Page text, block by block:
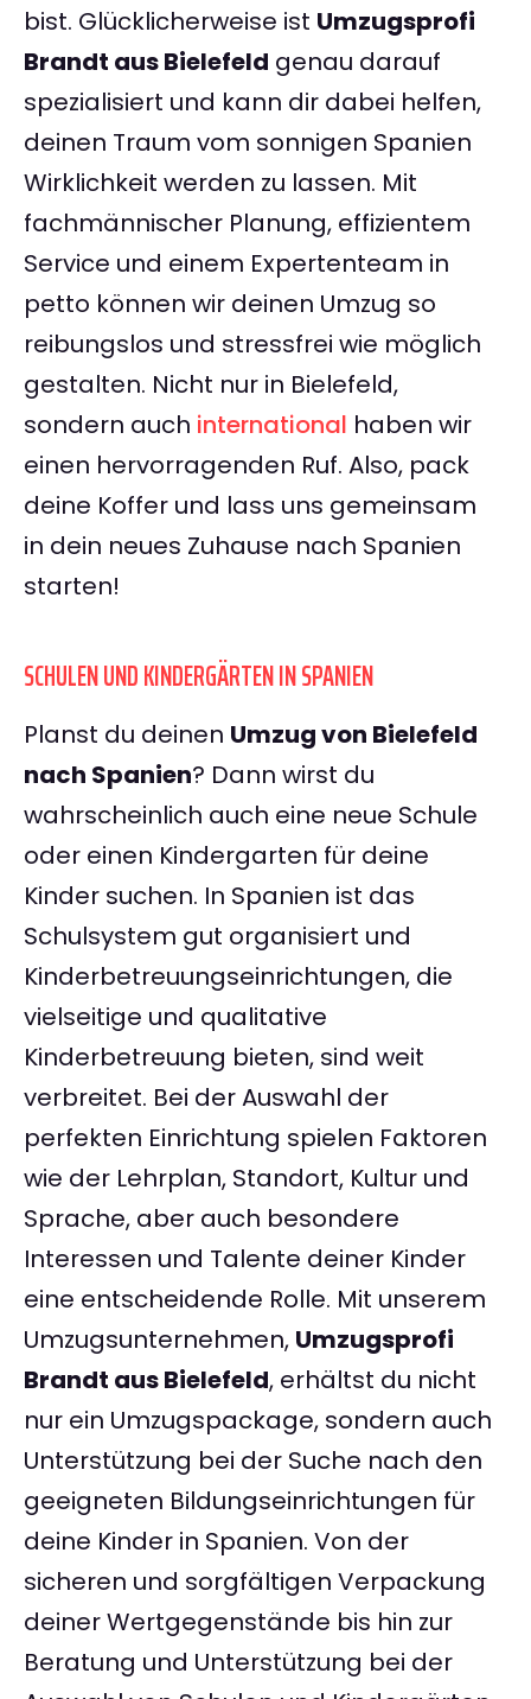
bist. Glücklicherweise ist Umzugsprofi
Brandt aus Bielefeld genau darauf
spezialisiert und kann dir dabei helfen,
deinen Traum vom sonnigen Spanien
Wirklichkeit werden zu lassen. Mit
fachmännischer Planung, effizientem
Service und einem Expertenteam in
petto können wir deinen Umzug so
reibungslos und stressfrei wie möglich
gestalten. Nicht nur in Bielefeld,
sondern auch international haben wir
einen hervorragenden Ruf. Also, pack
deine Koffer und lass uns gemeinsam
in dein neues Zuhause nach Spanien
starten!
SCHULEN UND KINDERGÄRTEN IN SPANIEN
Planst du deinen Umzug von Bielefeld
nach Spanien? Dann wirst du
wahrscheinlich auch eine neue Schule
oder einen Kindergarten für deine
Kinder suchen. In Spanien ist das
Schulsystem gut organisiert und
Kinderbetreuungseinrichtungen, die
vielseitige und qualitative
Kinderbetreuung bieten, sind weit
verbreitet. Bei der Auswahl der
perfekten Einrichtung spielen Faktoren
wie der Lehrplan, Standort, Kultur und
Sprache, aber auch besondere
Interessen und Talente deiner Kinder
eine entscheidende Rolle. Mit unserem
Umzugsunternehmen, Umzugsprofi
Brandt aus Bielefeld, erhältst du nicht
nur ein Umzugspackage, sondern auch
Unterstützung bei der Suche nach den
geeigneten Bildungseinrichtungen für
deine Kinder in Spanien. Von der
sicheren und sorgfältigen Verpackung
deiner Wertgegenstände bis hin zur
Beratung und Unterstützung bei der